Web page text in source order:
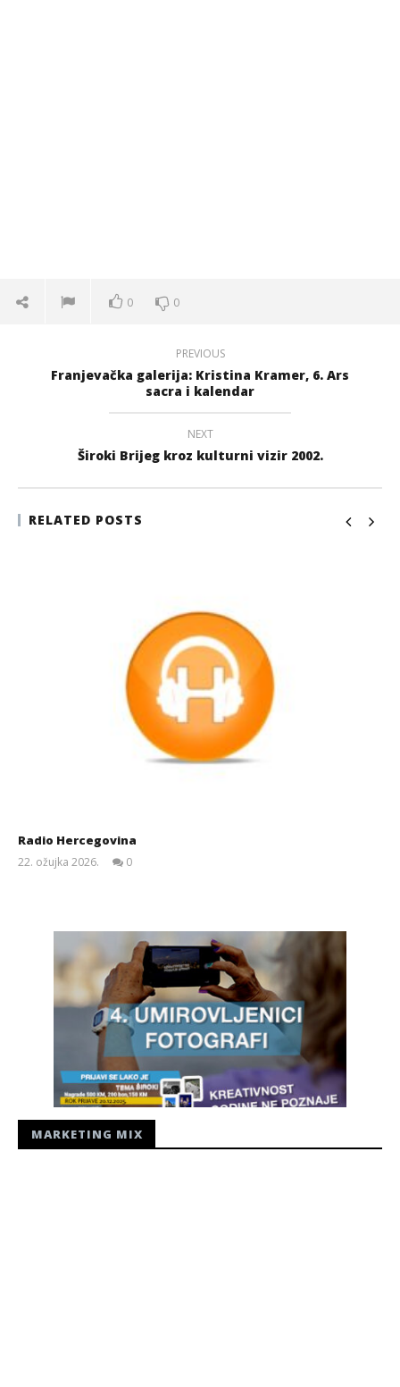
0 0
PREVIOUS
Franjevačka galerija: Kristina Kramer, 6. Ars
sacra i kalendar
NEXT
Široki Brijeg kroz kulturni vizir 2002.
RELATED POSTS
Radio Hercegovina
22. ožujka 2026.
0
MARKETING MIX